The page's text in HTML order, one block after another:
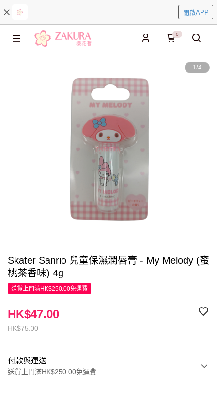
開啟APP
0
1/4
Skater Sanrio 兒童保濕潤唇膏 - My Melody (蜜
桃茶香味) 4g
送貨上門滿HK$250.00免運費
HK$75.00
HK$47.00
付款與運送
送貨上門滿HK$250.00免運費